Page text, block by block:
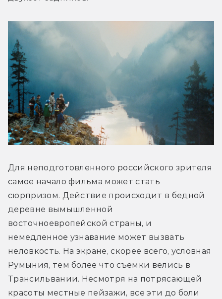
Для неподготовленного российского зрителя
самое начало фильма может стать
сюрпризом. Действие происходит в бедной
деревне вымышленной
восточноевропейской страны, и
немедленное узнавание может вызвать
неловкость. На экране, скорее всего, условная
Румыния, тем более что съёмки велись в
Трансильвании. Несмотря на потрясающей
красоты местные пейзажи, все эти до боли